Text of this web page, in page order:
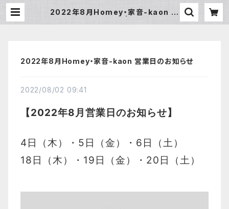
2022年8月Homey・家音-kaon 営
2022年8月Homey・家音-kaon 営業日のお知らせ
2022/08/02 09:41
【2022年8月営業日のお知らせ】
4日（木）・5日（金）・6日（土）
18日（木）・19日（金）
・20日（土）